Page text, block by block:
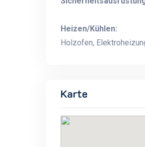
Heizen/Kühlen:
Holzofen,
Karte